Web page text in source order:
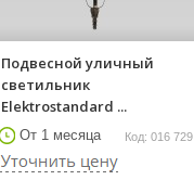
Подвесной уличный
светильник
Elektrostandard ...
От 1 месяца Код: 016 729